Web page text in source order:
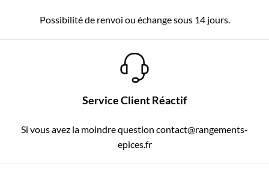
Possibilité de renvoi ou échange sous 14 jours.
Service Client Réactif
Si vous avez la moindre question contact@rangements-
epices.fr